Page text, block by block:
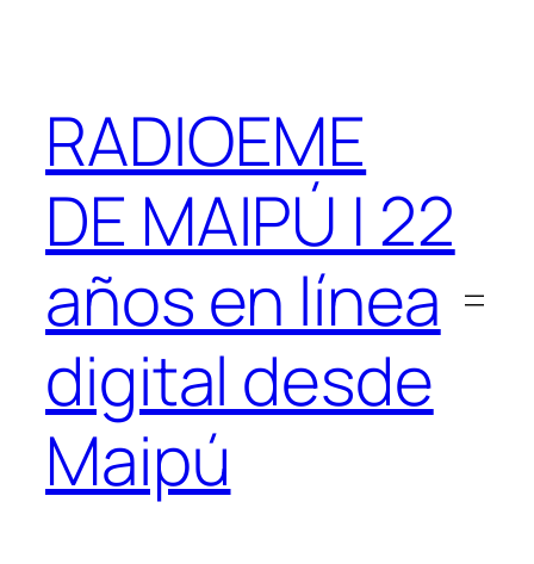
RADIOEME
DE MAIPÚ | 22
años en línea
digital desde
Maipú